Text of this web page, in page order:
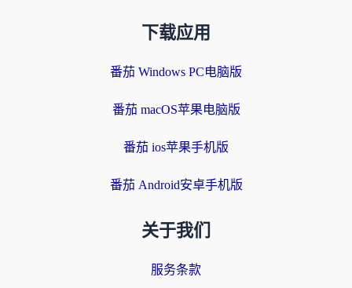
下载应用
番茄 Windows PC电脑版
番茄 macOS苹果电脑版
番茄 ios苹果手机版
番茄 Android安卓手机版
关于我们
服务条款